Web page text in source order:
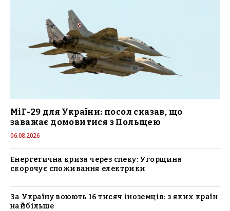
МіГ-29 для України: посол сказав, що
заважає домовитися з Польщею
06.08.2026
Енергетична криза через спеку: Угорщина
скорочує споживання електрики
За Україну воюють 16 тисяч іноземців: з яких країн
найбільше